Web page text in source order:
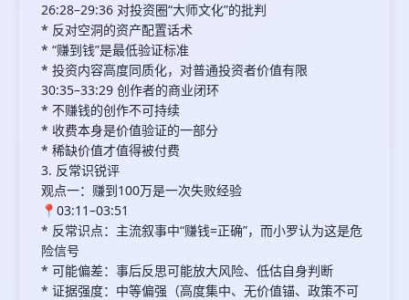
26:28–29:36 对投资圈“大师文化”的批判
* 反对空洞的资产配置话术
* “赚到钱”是最低验证标准
* 投资内容高度同质化，对普通投资者价值有限
30:35–33:29 创作者的商业闭环
* 不赚钱的创作不可持续
* 收费本身是价值验证的一部分
* 稀缺价值才值得被付费
3. 反常识锐评
观点一：赚到100万是一次失败经验
📍03:11–03:51
* 反常识点：主流叙事中“赚钱=正确”，而小罗认为这是危
险信号
* 可能偏差：事后反思可能放大风险、低估自身判断
* 证据强度：中等偏强（高度集中、无价值锚、政策不可